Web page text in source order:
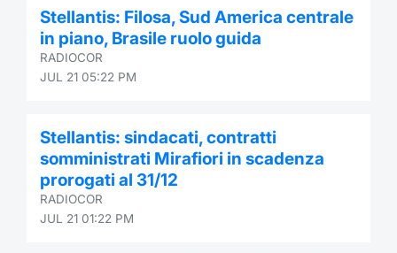
Stellantis: Filosa, Sud America centrale
in piano, Brasile ruolo guida
RADIOCOR
JUL 21 05:22 PM
Stellantis: sindacati, contratti
somministrati Mirafiori in scadenza
prorogati al 31/12
RADIOCOR
JUL 21 01:22 PM